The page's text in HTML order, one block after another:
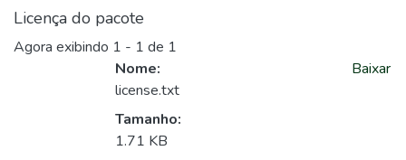
Licença do pacote
Agora exibindo 1 - 1 de 1
Nome:
license.txt
Tamanho:
1.71 KB
Baixar